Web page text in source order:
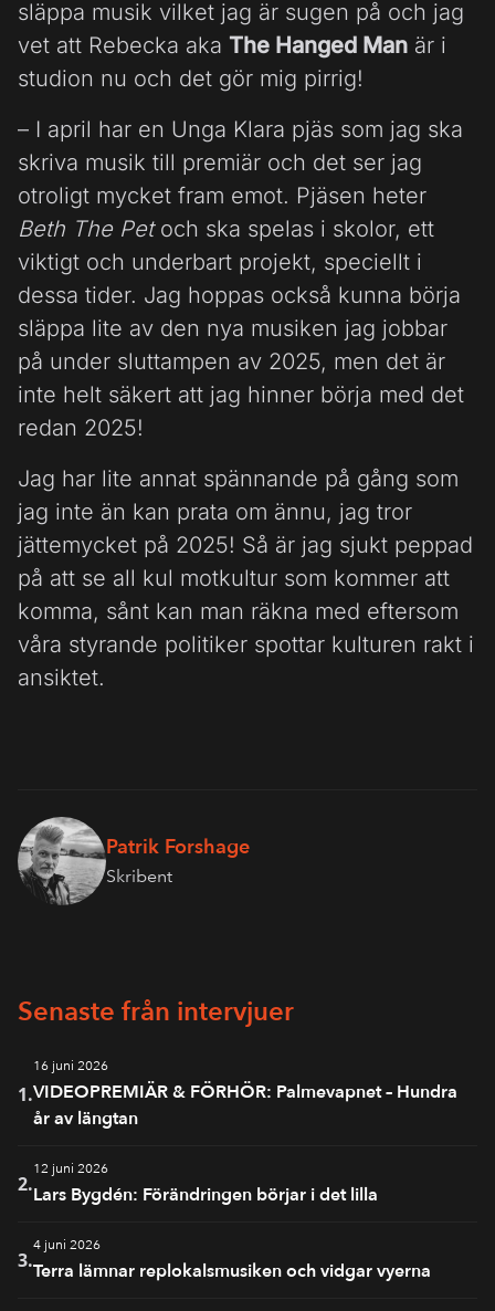
släppa musik vilket jag är sugen på och jag
vet att Rebecka aka The Hanged Man är i
studion nu och det gör mig pirrig!
– I april har en Unga Klara pjäs som jag ska
skriva musik till premiär och det ser jag
otroligt mycket fram emot. Pjäsen heter
Beth The Petoch ska spelas i skolor, ett
viktigt och underbart projekt, speciellt i
dessa tider. Jag hoppas också kunna börja
släppa lite av den nya musiken jag jobbar
på under sluttampen av 2025, men det är
inte helt säkert att jag hinner börja med det
redan 2025!
Jag har lite annat spännande på gång som
jag inte än kan prata om ännu, jag tror
jättemycket på 2025! Så är jag sjukt peppad
på att se all kul motkultur som kommer att
komma, sånt kan man räkna med eftersom
våra styrande politiker spottar kulturen rakt i
ansiktet.
Patrik Forshage
Skribent
Senaste från intervjuer
1.
16 juni 2026
VIDEOPREMIÄR & FÖRHÖR: Palmevapnet – Hundra
år av längtan
2.
12 juni 2026
Lars Bygdén: Förändringen börjar i det lilla
3.
4 juni 2026
Terra lämnar replokalsmusiken och vidgar vyerna